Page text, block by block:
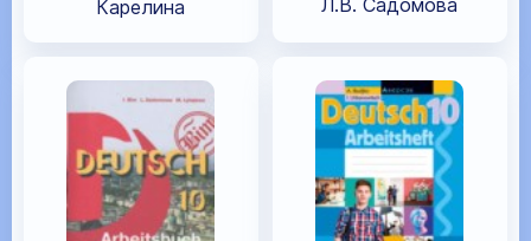
Карелина
Л.В. Садомова